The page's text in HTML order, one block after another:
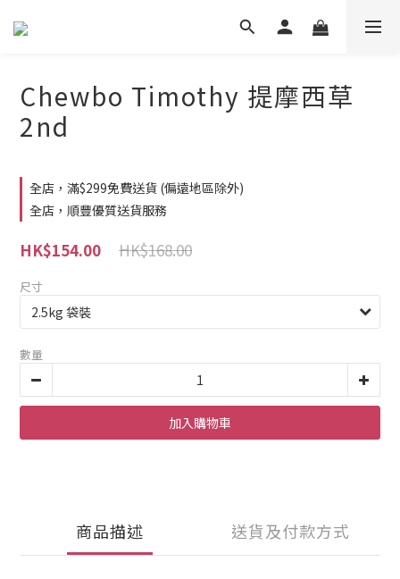
Chewbo Timothy 提摩西草
2nd
全店，滿$299免費送貨 (偏遠地區除外)
全店，順豐優質送貨服務
HK$168.00
HK$154.00
尺寸
數量
加入購物車
商品描述 送貨及付款方式